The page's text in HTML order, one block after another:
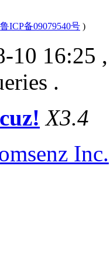
鲁ICP备09079540号 )
10 16:25
.
X3.4
Inc.